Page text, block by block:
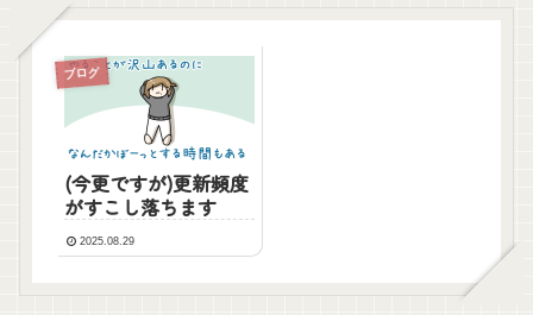
ブログ
(今更ですが)更新頻度
がすこし落ちます
2025.08.29